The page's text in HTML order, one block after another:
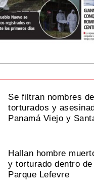
Se filtran nombres de
torturados y
Panamá Viejo y
Hallan hombre
y torturado dentro
Parque Lefevre